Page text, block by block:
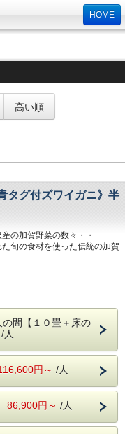
HOME
高い順
タグ付ズワイガニ》半
の加賀野菜の数々・・
旬の食材を使った伝統の加賀
町・金沢で季節の訪れをお楽
ニ。身がギッシリ詰まり食べ
タグ付き加能ガニ 半身分を
非ご賞味ください。
賀野菜の数々・・
素材にこだわったお料理を
慢の会席料理をご堪能くださ
間【１０畳＋床の
/人
円～ /人
86,900円～ /人